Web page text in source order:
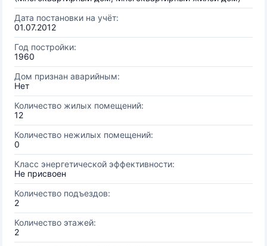
Дата постановки на учёт:
01.07.2012
Год постройки:
1960
Дом признан аварийным:
Нет
Количество жилых помещений:
12
Количество нежилых помещений:
0
Класс энергетической эффективности:
Не присвоен
Количество подъездов:
2
Количество этажей:
2